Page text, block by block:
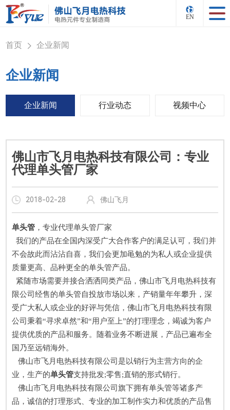
EN
首页 > 企业新闻
企业新闻
企业新闻 行业动态 视频中心
佛山市飞月电热科技有限公司：专业
代理单头管厂家
2018-02-28 佛山飞月
单头管 ，专业代理单头管厂家
我们的产品在全国内深受广大合作客户的满足认可，我们并
不会故此而沾沾自喜，我们会更加黾勉的为私人或企业提供
质量更高、品种更全的单头管产品。
紧随市场需要并接合洒洒同类产品，佛山市飞月电热科技有
限公司经售的单头管自投放市场以来，产销量年年攀升，深
受广大私人或企业的好评与凭信，佛山市飞月电热科技有限
公司秉着“寻求卓然”和“用户至上”的打理理念，竭诚为客户
提供优质的产品和服务。随着业务不断进展，产品已遍布全
国乃至远销海外。
佛山市飞月电热科技有限公司是以销行为主营方向的企
业，生产的单头管支持批发;零售;直销的形式销行。
佛山市飞月电热科技有限公司旗下拥有单头管等诸多产
品，诚信的打理形式、专业的加工制作实力和优质的产品售